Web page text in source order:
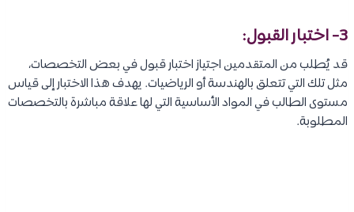
3- اختبار القبول:
قد يُطلب من المتقدمين اجتياز اختبار قبول في بعض التخصصات،
مثل تلك التي تتعلق بالهندسة أو الرياضيات. يهدف هذا الاختبار إلى قياس
مستوى الطالب في المواد الأساسية التي لها علاقة مباشرة بالتخصصات
المطلوبة.